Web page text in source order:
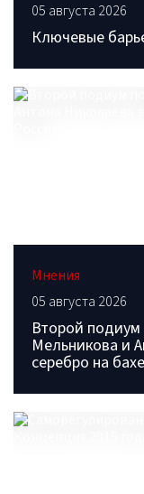
05 августа 2026
Ключевые
Мнения
05 августа 2026
Второй
Мельникова и
серебро на